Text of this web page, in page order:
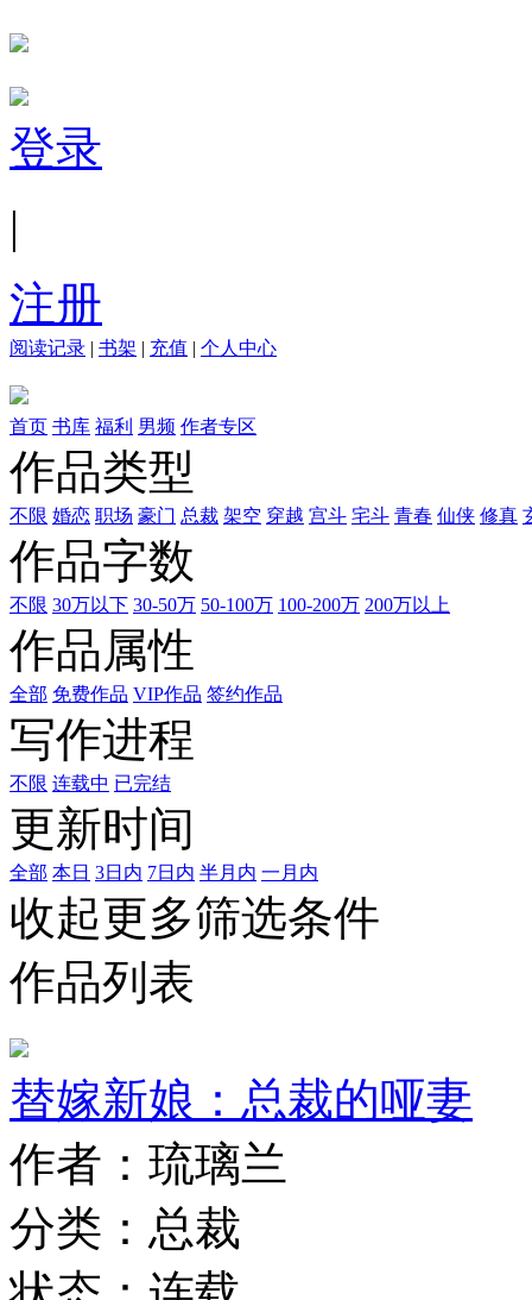
登录
|
注册
阅读记录 | 书架 | 充值 | 个人中心
首页 书库 福利 男频 作者专区
作品类型
不限 婚恋 职场 豪门 总裁 架空 穿越 宫斗 宅斗 青春 仙侠 修真
作品字数
不限 30万以下 30-50万 50-100万 100-200万 200万以上
作品属性
全部 免费作品 VIP作品 签约作品
写作进程
不限 连载中 已完结
更新时间
全部 本日 3日内 7日内 半月内 一月内
收起更多筛选条件
作品列表
替嫁新娘：总裁的哑妻
作者：琉璃兰
分类：总裁